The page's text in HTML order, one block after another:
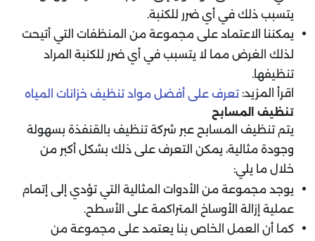
يتسبب ذلك في أي ضرر للكنبة.
يمكننا الاعتماد على مجموعة من المنظفات التي أتيحت
لذلك الغرض مما لا يتسبب في أي ضرر للكنبة المراد
تنظيفها.
اقرأ المزيد: تعرف على أفضل مواد تنظيف خزانات المياه
تنظيف المسابح
يتم تنظيف المسابح عبر شركة تنظيف بالقنفذة بسهولة
وجودة مثالية، يمكن التعرف على ذلك بشكل أكبر من
خلال ما يلي:
يوجد مجموعة من الأدوات المثالية التي تؤدي إلى إتمام
عملية إزالة الأوساخ المتراكمة على الأسطح.
كما أن العمل الخاص بنا يعتمد على مجموعة من